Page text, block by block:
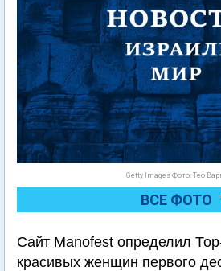
Getty Images Фото: Тео
ВСЕ ФОТО
Сайт Manofest определил
красивых женщин первого